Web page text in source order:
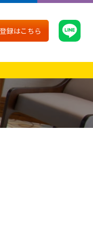
録はこちら